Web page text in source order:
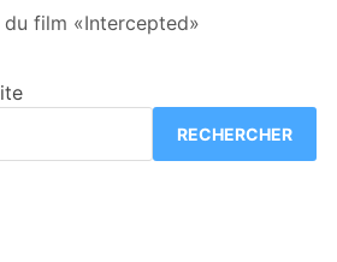
film «Intercepted»
RECHERCHER